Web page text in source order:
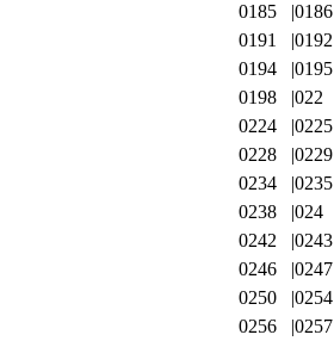
0185
0186
0191
0192
0194
0195
0198
022
0224
0225
0228
0229
0234
0235
0238
024
0242
0243
0246
0247
0250
0254
0256
0257